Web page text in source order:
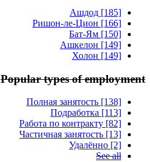
Ашдод [185]
Ришон-ле-Цион [166]
Бат-Ям [150]
Ашкелон [149]
Холон [149]
Popular types of employment
Полная занятость [138]
Подработка [113]
Работа по контракту [82]
Частичная занятость [13]
Удалённо [2]
See all